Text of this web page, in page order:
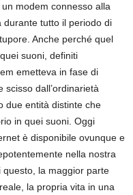
modem connesso alla
durante tutto il periodo di
Anche perché quel
suoni, definiti
emetteva in fase di
dall’ordinarietà
due entità distinte che
in quei suoni. Oggi
è disponibile ovunque e
nella nostra
la maggior parte
la propria vita in una